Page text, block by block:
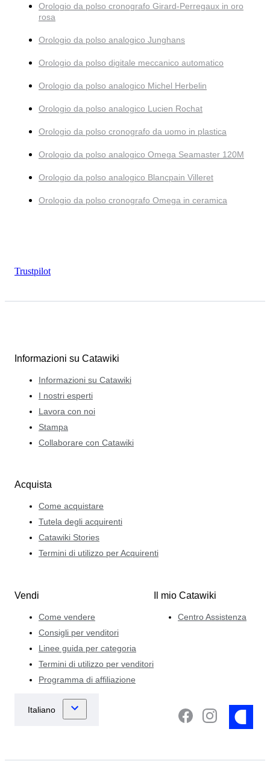
Orologio da polso cronografo Girard-Perregaux in oro
rosa
Orologio da polso analogico Junghans
Orologio da polso digitale meccanico automatico
Orologio da polso analogico Michel Herbelin
Orologio da polso analogico Lucien Rochat
Orologio da polso cronografo da uomo in plastica
Orologio da polso analogico Omega Seamaster 120M
Orologio da polso analogico Blancpain Villeret
Orologio da polso cronografo Omega in ceramica
Trustpilot
Informazioni su Catawiki
Informazioni su Catawiki
I nostri esperti
Lavora con noi
Stampa
Collaborare con Catawiki
Acquista
Come acquistare
Tutela degli acquirenti
Catawiki Stories
Termini di utilizzo per Acquirenti
Vendi
Come vendere
Consigli per venditori
Linee guida per categoria
Termini di utilizzo per venditori
Programma di affiliazione
Il mio Catawiki
Centro Assistenza